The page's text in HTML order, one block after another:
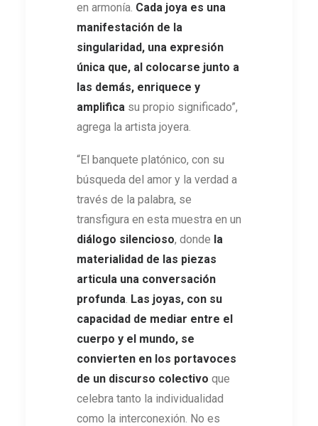
en armonía. Cada joya es una
manifestación de la
singularidad, una expresión
única que, al colocarse junto a
las demás, enriquece y
amplifica su propio significado”,
agrega la artista joyera.
“El banquete platónico, con su
búsqueda del amor y la verdad a
través de la palabra, se
transfigura en esta muestra en un
diálogo silencioso, donde la
materialidad de las piezas
articula una conversación
profunda. Las joyas, con su
capacidad de mediar entre el
cuerpo y el mundo, se
convierten en los portavoces
de un discurso colectivo que
celebra tanto la individualidad
como la interconexión. No es